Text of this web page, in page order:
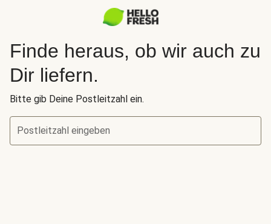
Finde heraus, ob wir auch zu
Dir liefern.
Bitte gib Deine Postleitzahl ein.
Postleitzahl eingeben